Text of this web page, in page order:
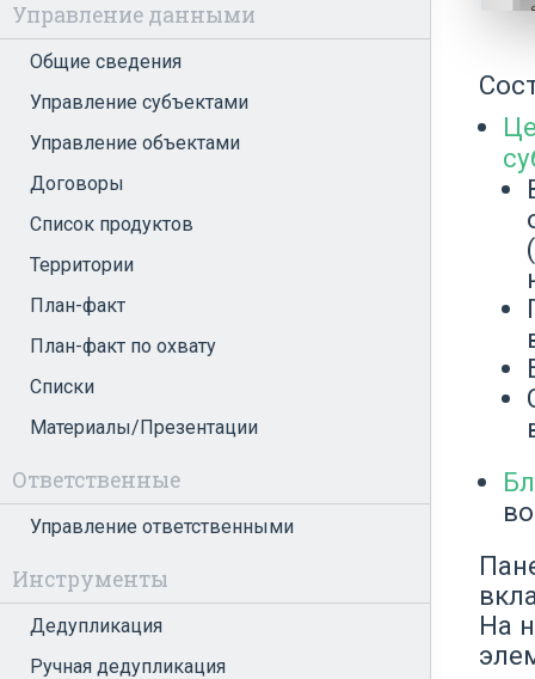
Управление данными
Общие сведения
Управление субъектами
Управление объектами
Договоры
Список продуктов
Территории
План-факт
План-факт по охвату
Списки
Материалы/Презентации
Ответственные
Управление ответственными
Инструменты
Дедупликация
Ручная дедупликация
На